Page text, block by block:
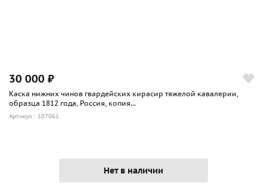
30 000 ₽
Каска нижних чинов гвардейских кирасир тяжелой кавалерии,
образца 1812 года, Россия, копия...
Артикул: 107061
Нет в наличии